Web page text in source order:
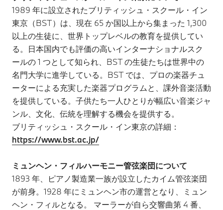
1989 年に設立されたブリティッシュ・スクール・イン
東京（BST）は、現在 65 か国以上から集まった 1,300
以上の生徒に、世界トップレベルの教育を提供してい
る。日本国内でも評価の高いインターナショナルスク
ールの 1 つとして知られ、BST の生徒たちは世界中の
名門大学に進学している。BST では、プロの楽器チュ
ーターによる充実した楽器プログラムと、課外音楽活動
を提供している。子供たち一人ひとりが幅広い音楽ジャ
ンル、文化、伝統を理解する機会を提供する。
ブリティッシュ・スクール・イン東京の詳細：
https://www.bst.ac.jp/
ミュンヘン・フィルハーモニー管弦楽団について
1893 年、ピアノ製造業一族が設立したカイム管弦楽団
が前身。1928 年にミュンヘン市の運営となり、ミュン
ヘン・フィルとなる。 マーラーが自ら交響曲第 4 番、